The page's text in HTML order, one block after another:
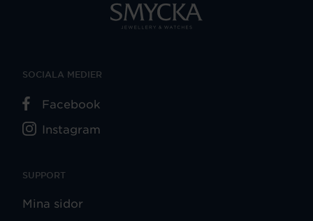
SUPPORT
Mina sidor
SOCIALA MEDIER
Facebook
Instagram